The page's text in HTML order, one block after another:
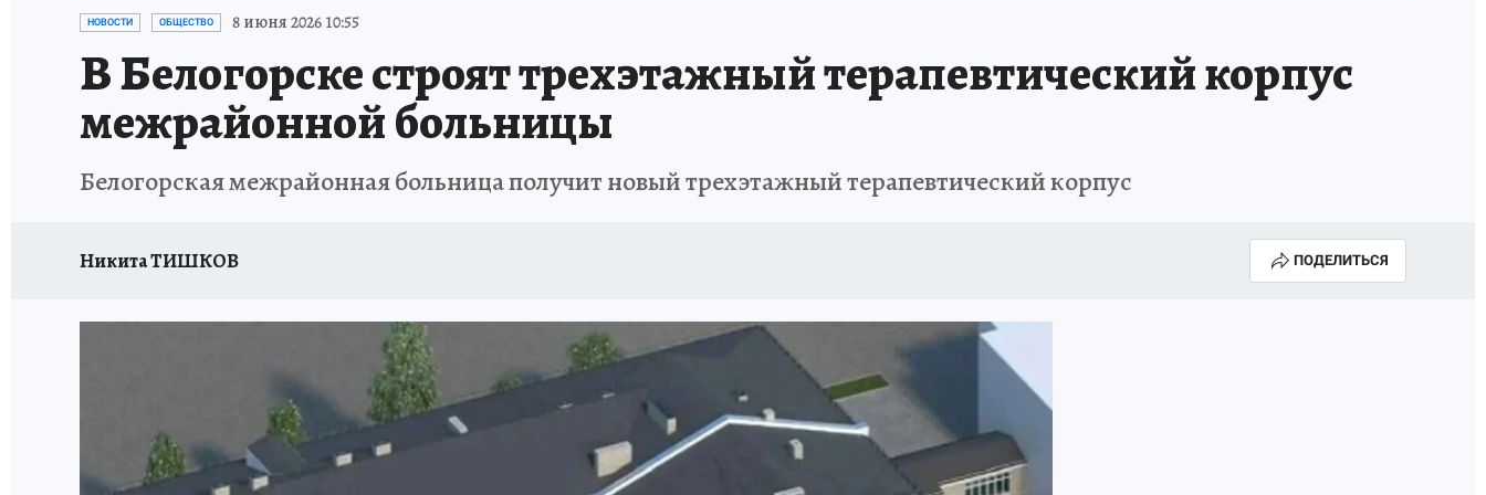
ИСПЫТАНО НА СЕБЕ
НОВОСТИ ОБЩЕСТВО 8 июня 2026 10:55
В Белогорске строят трехэтажный терапевтический корпус
межрайонной больницы
Белогорская межрайонная больница получит новый трехэтажный терапевтический корпус
Никита ТИШКОВ ПОДЕЛИТЬСЯ